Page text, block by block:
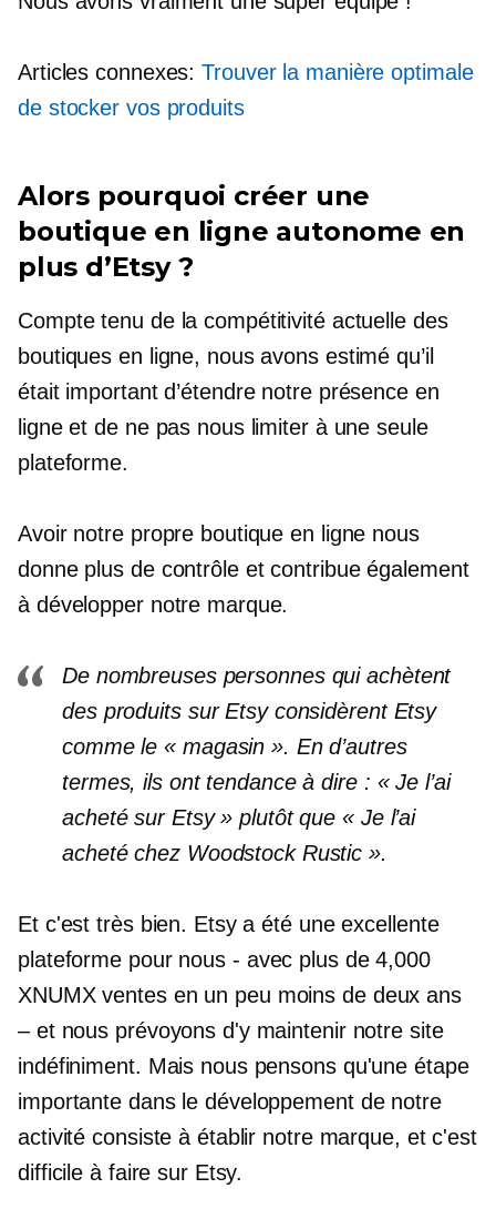
Articles connexes:Trouver la manière optimale
de stocker vos produits
Alors pourquoi créer une
boutique en ligne autonome en
plus d’Etsy ?
Compte tenu de la compétitivité actuelle des
boutiques en ligne, nous avons estimé qu’il
était important d’étendre notre présence en
ligne et de ne pas nous limiter à une seule
plateforme.
Avoir notre propre boutique en ligne nous
donne plus de contrôle et contribue également
à développer notre marque.
De nombreuses personnes qui achètent
des produits sur Etsy considèrent Etsy
comme le « magasin ». En d’autres
termes, ils ont tendance à dire : « Je l’ai
acheté sur Etsy » plutôt que « Je l’ai
acheté chez Woodstock Rustic ».
Et c'est très bien. Etsy a été une excellente
plateforme pour nous - avec plus de 4,000
XNUMX ventes en un peu moins de deux ans
– et nous prévoyons d'y maintenir notre site
indéfiniment. Mais nous pensons qu'une étape
importante dans le développement de notre
activité consiste à établir notre marque, et c'est
difficile à faire sur Etsy.